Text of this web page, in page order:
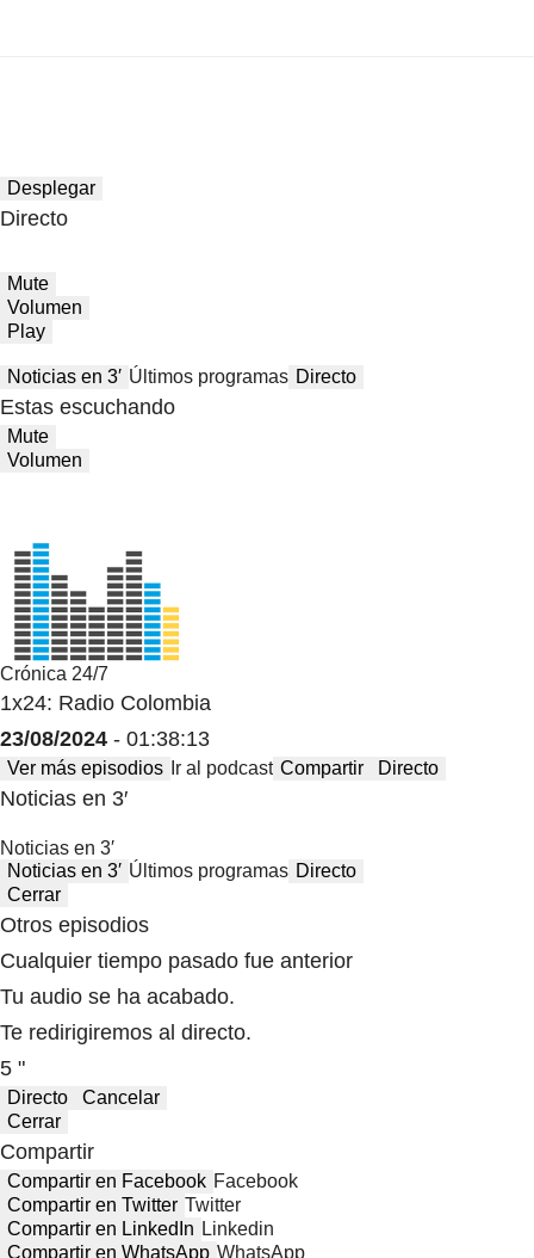
Desplegar
Directo
Mute
Volumen
Play
Noticias en 3′ Últimos programas Directo
Estas escuchando
Mute
Volumen
Crónica 24/7
1x24: Radio Colombia
23/08/2024 - 01:38:13
Ver más episodios Ir al podcast Compartir Directo
Noticias en 3′
Noticias en 3′
Noticias en 3′ Últimos programas Directo
Cerrar
Otros episodios
Cualquier tiempo pasado fue anterior
Tu audio se ha acabado.
Te redirigiremos al directo.
5 "
Directo
Cancelar
Cerrar
Compartir
Compartir en Facebook Facebook
Compartir en Twitter Twitter
Compartir en LinkedIn Linkedin
Compartir en WhatsApp WhatsApp